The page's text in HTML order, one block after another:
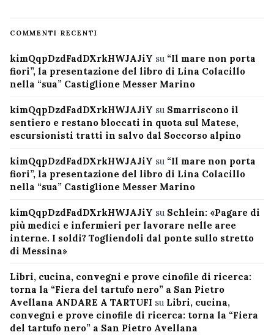
COMMENTI RECENTI
kimQqpDzdFadDXrkHWJAJiY su “Il mare non porta
fiori”, la presentazione del libro di Lina Colacillo
nella “sua” Castiglione Messer Marino
kimQqpDzdFadDXrkHWJAJiY su Smarriscono il
sentiero e restano bloccati in quota sul Matese,
escursionisti tratti in salvo dal Soccorso alpino
kimQqpDzdFadDXrkHWJAJiY su “Il mare non porta
fiori”, la presentazione del libro di Lina Colacillo
nella “sua” Castiglione Messer Marino
kimQqpDzdFadDXrkHWJAJiY su Schlein: «Pagare di
più medici e infermieri per lavorare nelle aree
interne. I soldi? Togliendoli dal ponte sullo stretto
di Messina»
Libri, cucina, convegni e prove cinofile di ricerca:
torna la “Fiera del tartufo nero” a San Pietro
Avellana ANDARE A TARTUFI su Libri, cucina,
convegni e prove cinofile di ricerca: torna la “Fiera
del tartufo nero” a San Pietro Avellana